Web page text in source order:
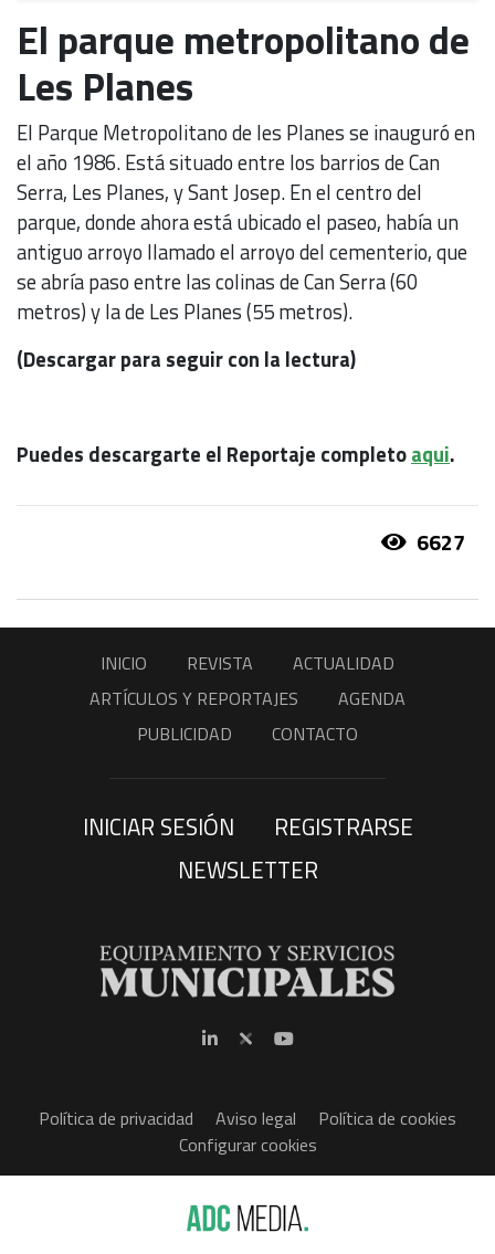
El parque metropolitano de
Les Planes
El Parque Metropolitano de les Planes se inauguró en
el año 1986. Está situado entre los barrios de Can
Serra, Les Planes, y Sant Josep. En el centro del
parque, donde ahora está ubicado el paseo, había un
antiguo arroyo llamado el arroyo del cementerio, que
se abría paso entre las colinas de Can Serra (60
metros) y la de Les Planes (55 metros).
(Descargar para seguir con la lectura)
Puedes descargarte el Reportaje completoaqui.
6627
INICIO REVISTA
ACTUALIDAD
ARTÍCULOS Y REPORTAJES
AGENDA
PUBLICIDAD
CONTACTO
INICIAR SESIÓN
REGISTRARSE
NEWSLETTER
Política de privacidad Aviso legal
Política de cookies
Configurar cookies